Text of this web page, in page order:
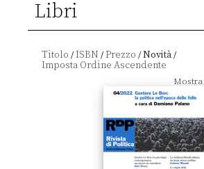
Libri
Titolo /ISBN /Prezzo /Novità/
Mostra